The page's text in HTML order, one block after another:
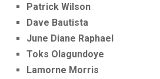
Patrick Wilson
Dave Bautista
June Diane Raphael
Toks Olagundoye
Lamorne Morris